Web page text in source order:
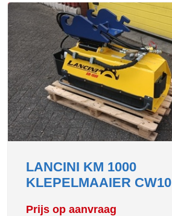
LANCINI KM 1000
KLEPELMAAIER CW10
Prijs op aanvraag